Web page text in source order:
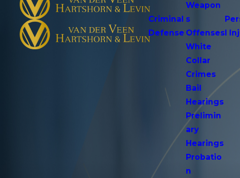
Criminal
Defense
Weapon
s
Offenses
White
Collar
Crimes
Bail
Hearings
Prelimin
ary
Hearings
Probatio
n
l